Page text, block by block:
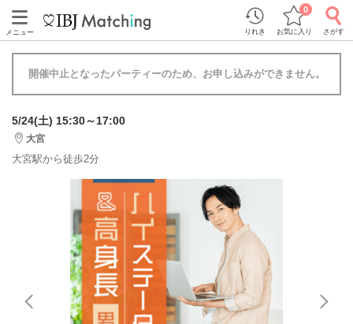
メニュー りれき お気に入り
0
さがす
開催中止となったパーティーのため、お申し込みができません。
5/24(土) 15:30～17:00
大宮
大宮駅から徒歩2分